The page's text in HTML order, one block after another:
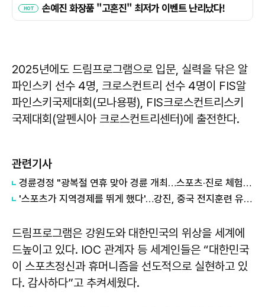
2025년에도 드림프로그램으로 입문, 실력을 닦은 알
파인스키 선수 4명, 크로스컨트리 선수 4명이 FIS알
파인스키국제대회(모나용평), FIS크로스컨트리스키
국제대회(알펜시아 크로스컨트리센터)에 출전한다.
관련기사
경륜경정 "광복절 연휴 맞아 경륜 개최…스포츠·진로 체험 시민과 소통"
'스포츠가 지역경제를 뛰게 했다'…강진, 중국 전지훈련 유치로 10억 경제효과 기대
드림프로그램은 강원도와 대한민국의 위상을 세계에
드높이고 있다. IOC 관계자 등 세계인들은 “대한민국
이 스포츠정신과 휴머니즘을 선도적으로 실현하고 있
다. 감사하다”고 추켜세웠다.